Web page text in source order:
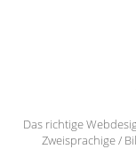
Das richtige
Zweisprachige /